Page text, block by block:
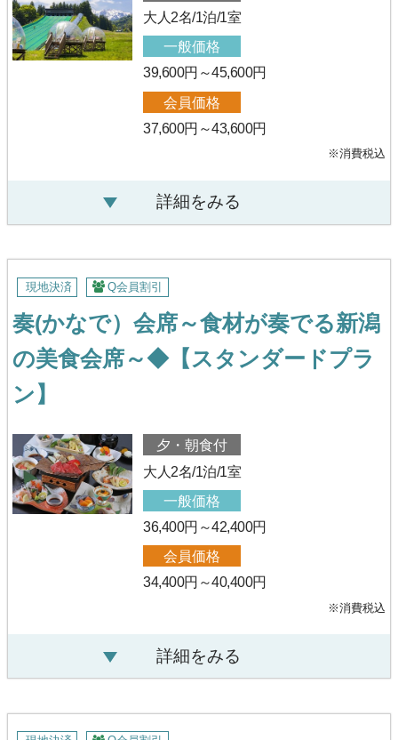
大人2名/1泊/1室
一般価格
39,600円～45,600円
会員価格
37,600円～43,600円
※消費税込
詳細をみる
現地決済 Q会員割引
奏(かなで）会席～食材が奏でる新潟
の美食会席～◆【スタンダードプラ
ン】
夕・朝食付
大人2名/1泊/1室
一般価格
36,400円～42,400円
会員価格
34,400円～40,400円
※消費税込
詳細をみる